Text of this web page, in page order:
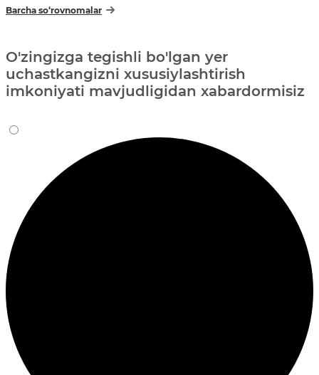
Barcha so‘rovnomalar
O'zingizga tegishli bo'lgan yer
uchastkangizni xususiylashtirish
imkoniyati mavjudligidan xabardormisiz